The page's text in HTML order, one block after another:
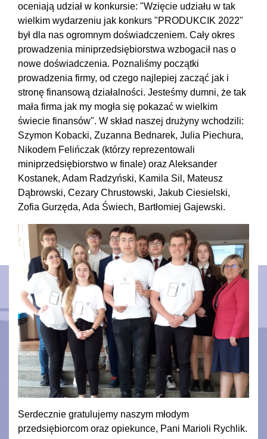
oceniają udział w konkursie: "Wzięcie udziału w tak
wielkim wydarzeniu jak konkurs "PRODUKCIK 2022"
był dla nas ogromnym doświadczeniem. Cały okres
prowadzenia miniprzedsiębiorstwa wzbogacił nas o
nowe doświadczenia. Poznaliśmy początki
prowadzenia firmy, od czego najlepiej zacząć jak i
stronę finansową działalności. Jesteśmy dumni, że tak
mała firma jak my mogła się pokazać w wielkim
świecie finansów". W skład naszej drużyny wchodzili:
Szymon Kobacki, Zuzanna Bednarek, Julia Piechura,
Nikodem Felińczak (którzy reprezentowali
miniprzedsiębiorstwo w finale) oraz Aleksander
Kostanek, Adam Radzyński, Kamila Sil, Mateusz
Dąbrowski, Cezary Chrustowski, Jakub Ciesielski,
Zofia Gurzęda, Ada Świech, Bartłomiej Gajewski.
Serdecznie gratulujemy naszym młodym
przedsiębiorcom oraz opiekunce, Pani Marioli Rychlik.